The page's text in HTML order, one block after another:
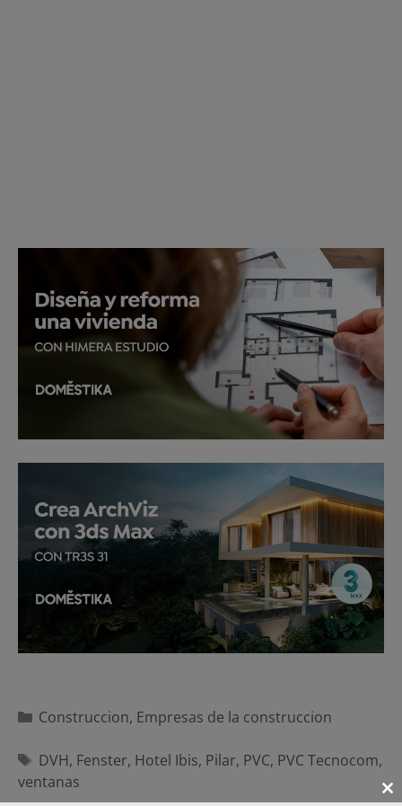
Categorías
Construccion, Empresas de la construccion
Etiquetas
DVH, Fenster, Hotel Ibis, Pilar, PVC, PVC Tecnocom,
ventanas